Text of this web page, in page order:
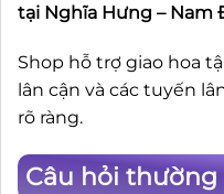
tại Nghĩa Hưng – Nam
Shop hỗ trợ giao hoa
lân cận và các tuyến
rõ ràng.
Câu hỏi thường